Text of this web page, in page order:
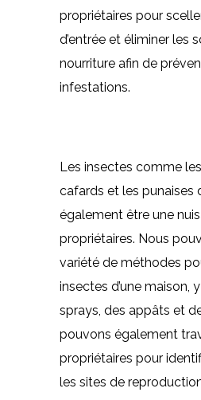
propriétaires pour
d’entrée et éliminer les
nourriture afin de
infestations.
Les insectes comme
cafards et les punaises
également être une
propriétaires. Nous
variété de méthodes
insectes d’une maison,
sprays, des appâts et
pouvons également
propriétaires pour
les sites de